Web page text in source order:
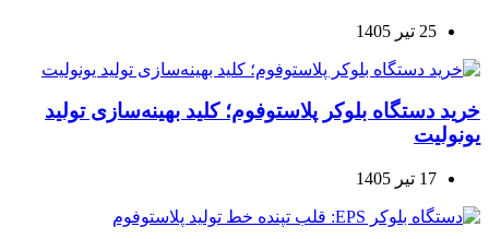
25 تیر 1405
خرید دستگاه بلوکر پلاستوفوم؛ کلید بهینه‌سازی تولید
یونولیت
17 تیر 1405